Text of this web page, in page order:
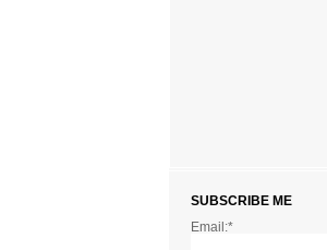
SUBSCRIBE ME
Email:*